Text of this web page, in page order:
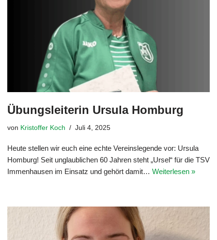
Übungsleiterin Ursula Homburg
von Kristoffer Koch Juli 4, 2025
Heute stellen wir euch eine echte Vereinslegende vor: Ursula
Homburg! Seit unglaublichen 60 Jahren steht „Ursel“ für die TSV
Immenhausen im Einsatz und gehört damit… Weiterlesen »